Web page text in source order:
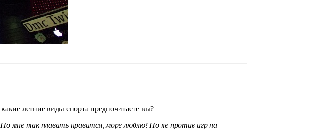
летние виды спорта предпочитаете вы?
мне так плавать нравится, море люблю! Но не против игр на